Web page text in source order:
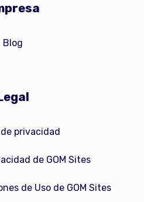
Blog
privacidad
de GOM Sites
de Uso de GOM Sites